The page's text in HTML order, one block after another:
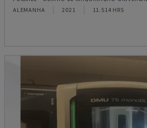
ALEMANHA 2021 11.514 HRS